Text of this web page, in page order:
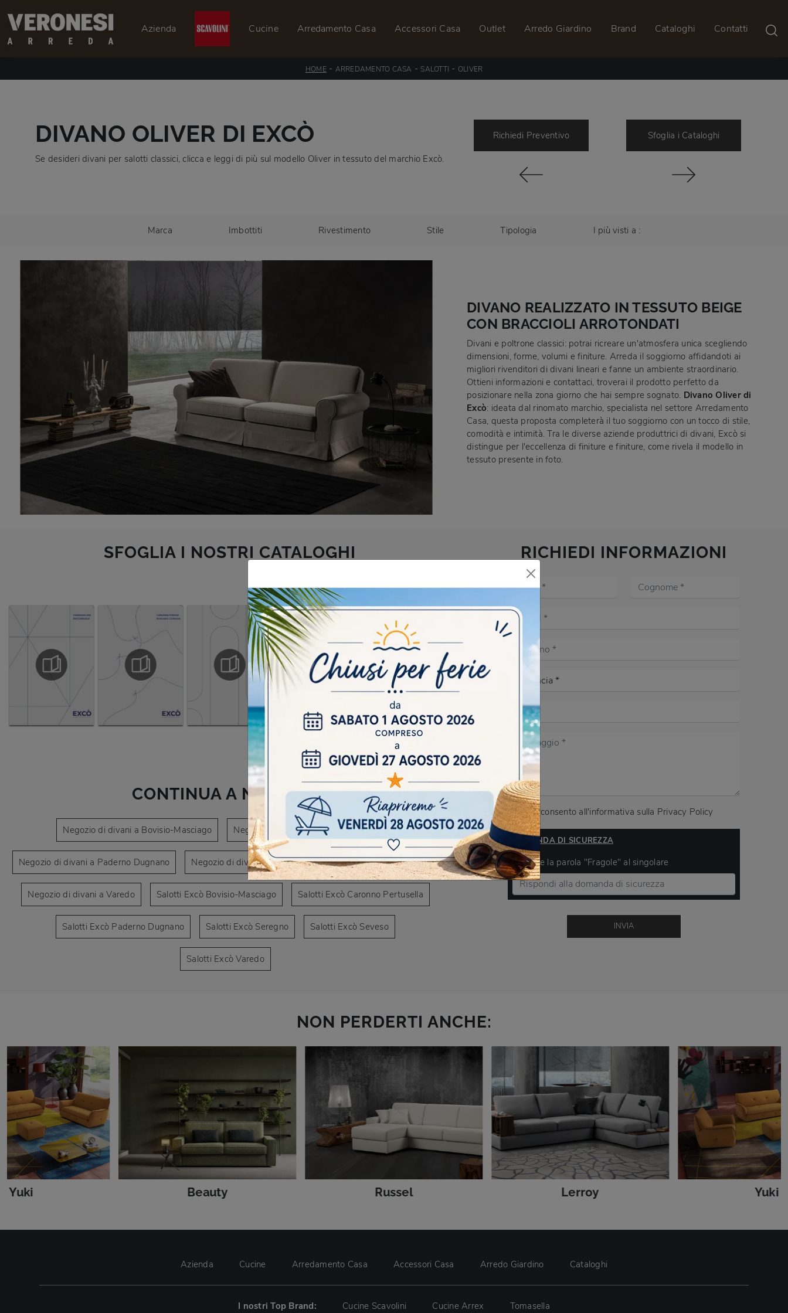
Azienda Cucine Arredamento Casa Accessori Casa Outlet Arredo Giardino Brand Cataloghi Contatti
HOME - ARREDAMENTO CASA - SALOTTI - OLIVER
DIVANO OLIVER DI EXCÒ
Se desideri divani per salotti classici, clicca e leggi di più sul modello Oliver in tessuto del marchio Excò.
Richiedi Preventivo Sfoglia i Cataloghi
Marca Imbottiti Rivestimento Stile Tipologia I più visti a :
DIVANO REALIZZATO IN TESSUTO BEIGE
CON BRACCIOLI ARROTONDATI
Divani e poltrone classici: potrai ricreare un'atmosfera unica scegliendo
dimensioni, forme, volumi e finiture. Arreda il soggiorno affidandoti ai
migliori rivenditori di divani lineari e fanne un ambiente straordinario.
Ottieni informazioni e contattaci, troverai il prodotto perfetto da
posizionare nella zona giorno che hai sempre sognato. Divano Oliver di
Excò: ideata dal rinomato marchio, specialista nel settore Arredamento
Casa, questa proposta completerà il tuo soggiorno con un tocco di stile,
comodità e intimità. Tra le diverse aziende produttrici di divani, Excò si
distingue per l'eccellenza di finiture e finiture, come rivela il modello in
tessuto presente in foto.
SFOGLIA I NOSTRI CATALOGHI
CONTINUA A NAVIGARE
Negozio di divani a Bovisio-Masciago Negozio di divani a Caronno Pertusella
Negozio di divani a Paderno Dugnano Negozio di divani a Seregno Negozio di divani a Seveso
Negozio di divani a Varedo Salotti Excò Bovisio-Masciago Salotti Excò Caronno Pertusella
Salotti Excò Paderno Dugnano Salotti Excò Seregno Salotti Excò Seveso
Salotti Excò Varedo
RICHIEDI INFORMAZIONI
Acconsento all'informativa sulla Privacy Policy
DOMANDA DI SICUREZZA
Scrivere la parola "Fragole" al singolare
INVIA
NON PERDERTI ANCHE:
Yuki Beauty Russel Lerroy Yuki
Azienda Cucine Arredamento Casa Accessori Casa Arredo Giardino Cataloghi
I nostri Top Brand: Cucine Scavolini Cucine Arrex Tomasella